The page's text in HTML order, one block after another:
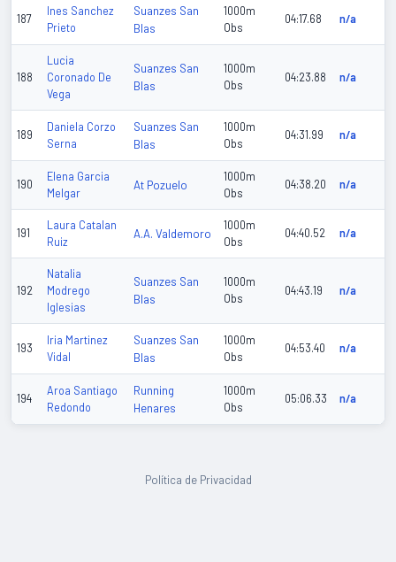
187
Ines Sanchez
Prieto
Suanzes San
Blas
1000m
Obs
04:17.68 n/a
188
Lucia
Coronado De
Vega
Suanzes San
Blas
1000m
Obs
04:23.88 n/a
189
Daniela Corzo
Serna
Suanzes San
Blas
1000m
Obs
04:31.99 n/a
190
Elena Garcia
Melgar
At Pozuelo
1000m
Obs
04:38.20 n/a
191
Laura Catalan
Ruiz
A.A. Valdemoro
1000m
Obs
04:40.52 n/a
192
Natalia
Modrego
Iglesias
Suanzes San
Blas
1000m
Obs
04:43.19 n/a
193
Iria Martinez
Vidal
Suanzes San
Blas
1000m
Obs
04:53.40 n/a
194
Aroa Santiago
Redondo
Running
Henares
1000m
Obs
05:06.33 n/a
Política de Privacidad